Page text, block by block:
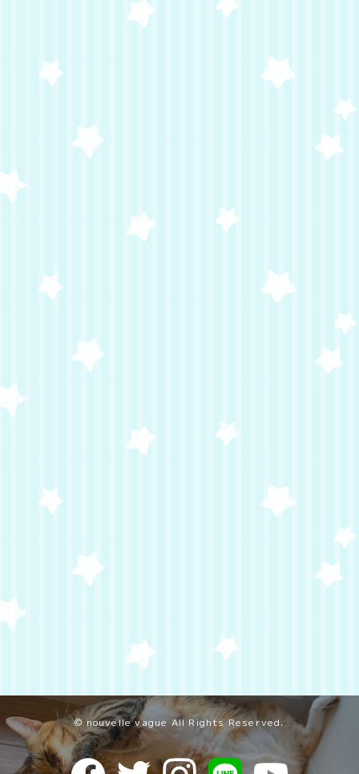
© nouvelle vague All Rights Reserved.